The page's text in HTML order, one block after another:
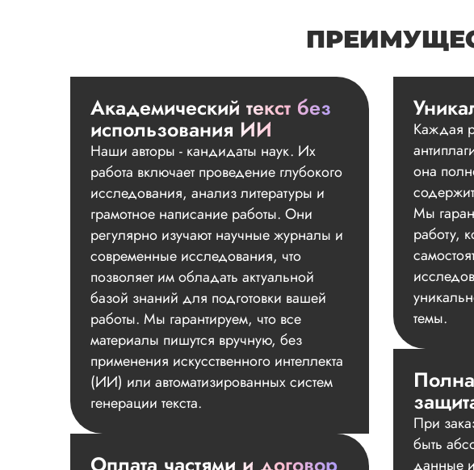
Академический текст без
использования ИИ
Наши авторы - кандидаты наук. Их
работа включает проведение глубокого
исследования, анализ литературы и
грамотное написание работы. Они
регулярно изучают научные журналы и
современные исследования, что
позволяет им обладать актуальной
базой знаний для подготовки вашей
работы. Мы гарантируем, что все
материалы пишутся вручную, без
применения искусственного интеллекта
(ИИ) или автоматизированных систем
генерации текста.
Каждая
она
Мы
работу,
темы.
При
быть
данные